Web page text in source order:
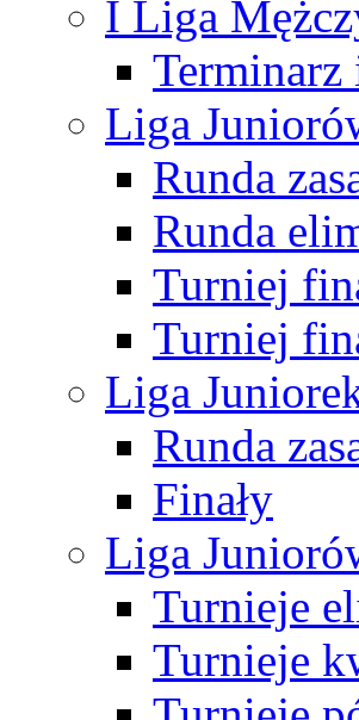
I Liga
Liga
Runda
Runda
Turniej
Turniej
Liga
Runda
Finały
Liga
Turnieje
Turnieje